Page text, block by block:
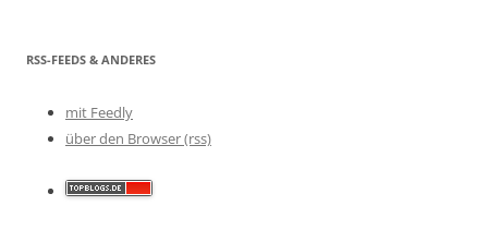
RSS-FEEDS & ANDERES
mit Feedly
über den Browser (rss)